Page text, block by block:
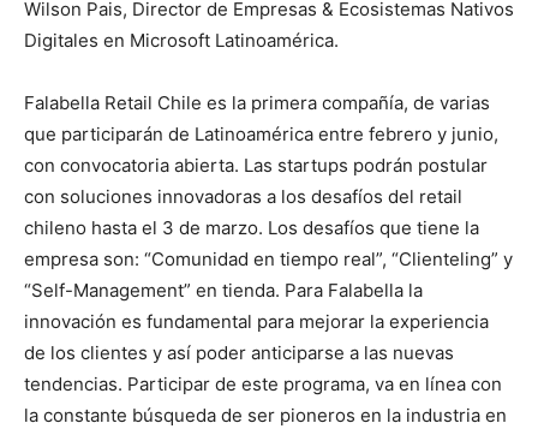
Wilson Pais, Director de Empresas & Ecosistemas Nativos
Digitales en Microsoft Latinoamérica.
Falabella Retail Chile es la primera compañía, de varias
que participarán de Latinoamérica entre febrero y junio,
con convocatoria abierta. Las startups podrán postular
con soluciones innovadoras a los desafíos del retail
chileno hasta el 3 de marzo. Los desafíos que tiene la
empresa son: “Comunidad en tiempo real”, “Clienteling” y
“Self-Management” en tienda. Para Falabella la
innovación es fundamental para mejorar la experiencia
de los clientes y así poder anticiparse a las nuevas
tendencias. Participar de este programa, va en línea con
la constante búsqueda de ser pioneros en la industria en